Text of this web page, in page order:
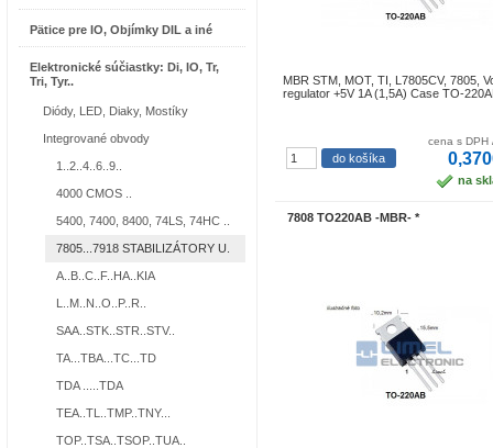
Pätice pre IO, Objímky DIL a iné
Elektronické súčiastky: Di, IO, Tr,
Tri, Tyr..
Diódy, LED, Diaky, Mostíky
Integrované obvody
1..2..4..6..9..
4000 CMOS ..
5400, 7400, 8400, 74LS, 74HC ..
7805...7918 STABILIZÁTORY U.
A..B..C..F..HA..KIA
L..M..N..O..P..R..
SAA..STK..STR..STV..
TA...TBA...TC...TD
TDA .....TDA
TEA..TL..TMP..TNY...
TOP..TSA..TSOP..TUA..
MBR STM, MOT, TI, L7805CV, 7805,
regulator +5V 1A (1,5A) Case TO-
cena s DPH
na
7808 TO220AB -MBR- *